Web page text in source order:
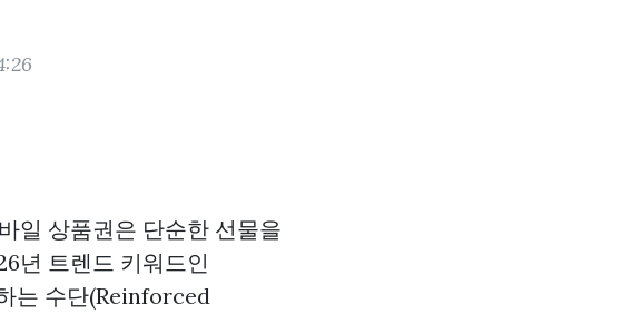
일 상품권은 단순한 선물을
년 트렌드 키워드인
는 수단(Reinforced